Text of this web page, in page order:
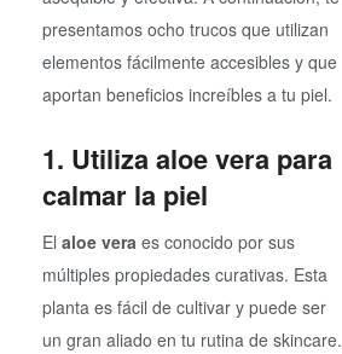
presentamos ocho trucos que utilizan
elementos fácilmente accesibles y que
aportan beneficios increíbles a tu piel.
1. Utiliza aloe vera para
calmar la piel
El aloe vera es conocido por sus
múltiples propiedades curativas. Esta
planta es fácil de cultivar y puede ser
un gran aliado en tu rutina de skincare.